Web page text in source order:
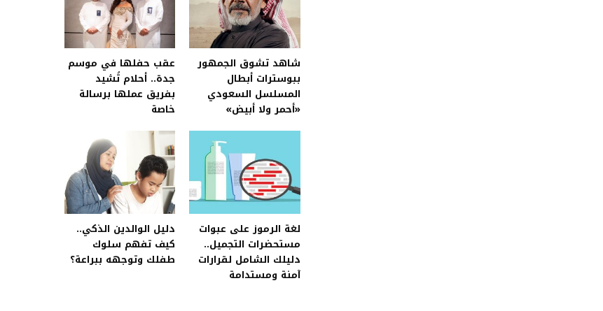
شاهد تشوق الجمهور
ببوسترات أبطال
المسلسل السعودي
«أحمر ولا أبيض»
عقب حفلها في موسم
جدة.. أحلام تُشيد
بفريق عملها برسالة
خاصة
لغة الرموز على عبوات
مستحضرات التجميل..
دليلك الشامل لقرارات
آمنة ومستدامة
دليل الوالدين الذكي..
كيف تفهم سلوك
طفلك وتوجهه ببراعة؟